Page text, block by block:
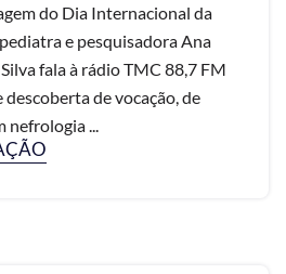
do Dia Internacional da
e pesquisadora Ana
fala à rádio TMC 88,7 FM
descoberta de vocação, de
...